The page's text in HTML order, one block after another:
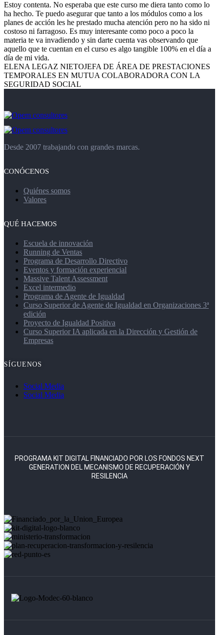
Estoy contenta. No esperaba que este curso me diera tanto como lo
ha hecho. Te puedo asegurar que tanto a los módulos como a los
planes de acción les he prestado mucha atención pero no ha sido ni
costoso ni farragoso. Es muy interesante como poco a poco la
materia te va invadiendo y sin darte cuenta vas observando que
aquello que te cuentan en el curso es algo tangible 100% en el día a
día de mi vida.
ELENA LEGAZ NIETOJEFA DE ÁREA DE PRESTACIONES
TEMPORALES EN MUTUA COLABORADORA CON LA
SEGURIDAD SOCIAL
Desde 2007 trabajando con grandes marcas.
CONÓCENOS
Quiénes somos
Valores
QUÉ HACEMOS
Escuela de innovación
Running de Ventas
Programa de Desarrollo Directivo
Eventos y formación experiencial
Massive Talent Assessment
Excel intermedio
Programa de Agente de Igualdad
Curso Superior de Agente de Igualdad en Organizaciones 3ª
edición
Proyecto de Igualdad Positiva
Curso Superior IA aplicada en la Dirección y Gestión de
Empresas
SÍGUENOS
Social Media
Social Media
PROGRAMA KIT DIGITAL FINANCIADO POR LOS FONDOS NEXT
GENERATION DEL MECANISMO DE RECUPERACIÓN Y
RESILENCIA